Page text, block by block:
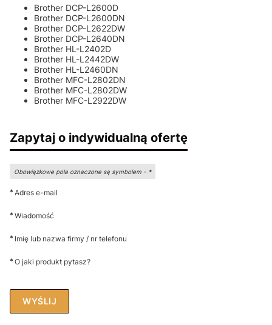
Brother DCP-L2600D
Brother DCP-L2600DN
Brother DCP-L2622DW
Brother DCP-L2640DN
Brother HL-L2402D
Brother HL-L2442DW
Brother HL-L2460DN
Brother MFC-L2802DN
Brother MFC-L2802DW
Brother MFC-L2922DW
Zapytaj o indywidualną ofertę
Obowiązkowe pola oznaczone są symbolem - *
*Adres e-mail
*Wiadomość
* Imię lub nazwa firmy / nr telefonu
*O jaki produkt pytasz?
WYŚLIJ